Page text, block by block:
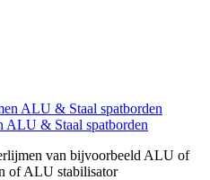
ALU & Staal spatborden
van bijvoorbeeld ALU of
of ALU stabilisator